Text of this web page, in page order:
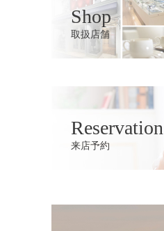
Shop
取扱店舗
Reservation
来店予約